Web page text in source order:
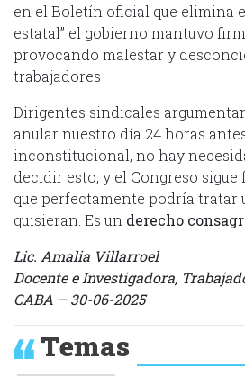
en el Boletín oficial que elimina
estatal” el gobierno mantuvo
provocando malestar y
trabajadores
Dirigentes sindicales
anular nuestro día 24 horas
inconstitucional, no hay
decidir esto, y el Congreso
que perfectamente podría tratar
quisieran. Es un derecho
Lic. Amalia Villarroel
Docente e Investigadora,
CABA – 30-06-2025
Temas